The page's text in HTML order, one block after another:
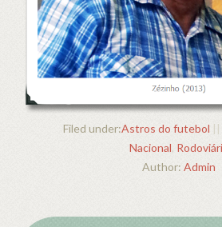
Filed under:Astros do futebol ||
Nacional,
Author: Admin